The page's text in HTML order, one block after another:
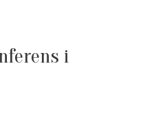
i